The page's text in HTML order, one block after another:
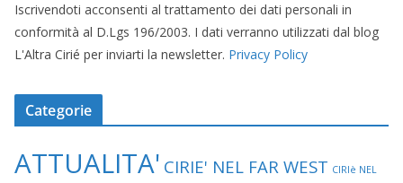
Iscrivendoti acconsenti al trattamento dei dati personali in
conformità al D.Lgs 196/2003. I dati verranno utilizzati dal blog
L'Altra Cirié per inviarti la newsletter. Privacy Policy
Categorie
ATTUALITA' CIRIE' NEL FAR WEST CIRIè NEL